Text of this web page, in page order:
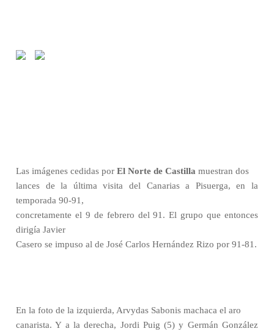
Las imágenes cedidas por El Norte de Castilla muestran dos
lances de la última visita del Canarias a Pisuerga, en la
temporada 90-91,
concretamente el 9 de febrero del 91. El grupo que entonces
dirigía Javier
Casero se impuso al de José Carlos Hernández Rizo por 91-81.
En la foto de la izquierda, Arvydas Sabonis machaca el aro
canarista. Y a la derecha, Jordi Puig (5) y Germán González